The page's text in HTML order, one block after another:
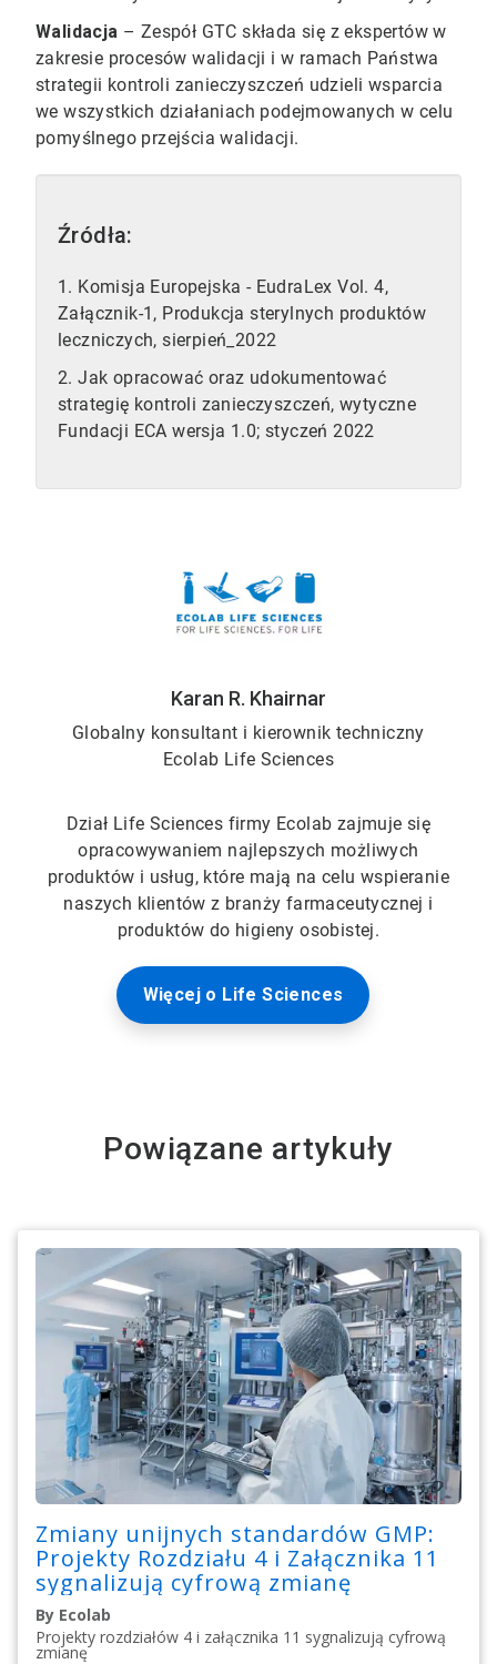
Walidacja – Zespół GTC składa się z ekspertów w
zakresie procesów walidacji i w ramach Państwa
strategii kontroli zanieczyszczeń udzieli wsparcia
we wszystkich działaniach podejmowanych w celu
pomyślnego przejścia walidacji.
Źródła:
1. Komisja Europejska - EudraLex Vol. 4,
Załącznik-1, Produkcja sterylnych produktów
leczniczych, sierpień_2022
2. Jak opracować oraz udokumentować
strategię kontroli zanieczyszczeń, wytyczne
Fundacji ECA wersja 1.0; styczeń 2022
Karan R. Khairnar
Globalny konsultant i kierownik techniczny
Ecolab Life Sciences
Dział Life Sciences firmy Ecolab zajmuje się
opracowywaniem najlepszych możliwych
produktów i usług, które mają na celu wspieranie
naszych klientów z branży farmaceutycznej i
produktów do higieny osobistej.
Więcej o Life Sciences
Powiązane artykuły
Zmiany unijnych standardów GMP:
Projekty Rozdziału 4 i Załącznika 11
sygnalizują cyfrową zmianę
By Ecolab
Projekty rozdziałów 4 i załącznika 11 sygnalizują cyfrową
zmianę